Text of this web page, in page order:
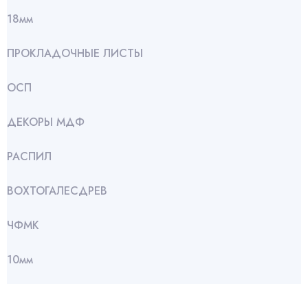
18мм
ПРОКЛАДОЧНЫЕ ЛИСТЫ
ОСП
ДЕКОРЫ МДФ
РАСПИЛ
ВОХТОГАЛЕСДРЕВ
ЧФМК
10мм